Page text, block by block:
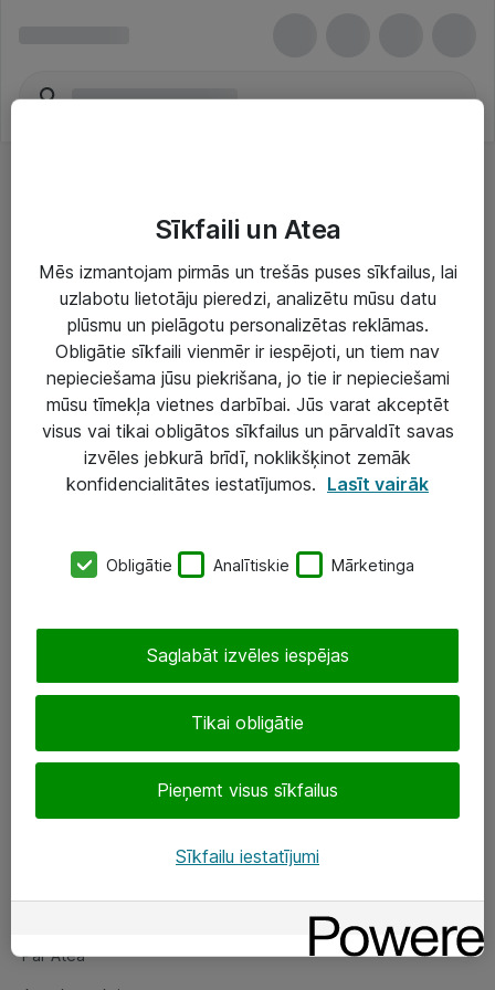
Risinājumi & Pakalpojumi
IT serviss un atbalsts
IT infrastruktūra
Darba vietu IT risinājumi
Serveri un datu centri
SIA „ATEA”
eShop@atea.lv
Sekojiet mums
Par Atea
Par Atea
Sīkfaili un Atea
Mēs izmantojam pirmās un trešās puses sīkfailus, lai
uzlabotu lietotāju pieredzi, analizētu mūsu datu
plūsmu un pielāgotu personalizētas reklāmas.
Obligātie sīkfaili vienmēr ir iespējoti, un tiem nav
nepieciešama jūsu piekrišana, jo tie ir nepieciešami
mūsu tīmekļa vietnes darbībai. Jūs varat akceptēt
visus vai tikai obligātos sīkfailus un pārvaldīt savas
izvēles jebkurā brīdī, noklikšķinot zemāk
konfidencialitātes iestatījumos. Lasīt vairāk
Obligātie Analītiskie Mārketinga
Tikai obligātie
Pieņemt visus sīkfailus
Saglabāt izvēles iespējas
Sīkfailu iestatījumi